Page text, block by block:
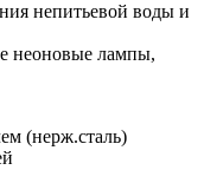
непитьевой воды и
неоновые лампы,
(нерж.сталь)